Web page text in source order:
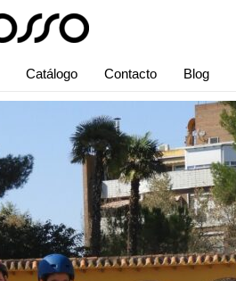
Catálogo Contacto Blog